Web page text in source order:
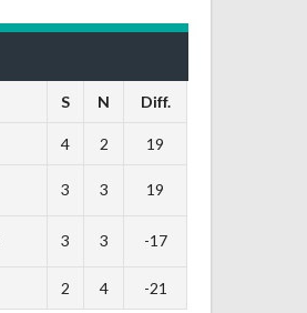
S N Diff.
4 2 19
3 3 19
3 3 -17
2 4 -21